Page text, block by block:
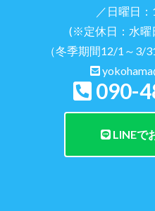
／日曜日
(※定休日：水曜
（冬季期間12/1～3/
090-
LINEで